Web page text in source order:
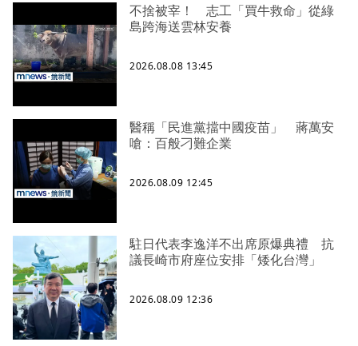
不捨被宰！ 志工「買牛救命」從綠
島跨海送雲林安養
2026.08.08 13:45
醫稱「民進黨擋中國疫苗」 蔣萬安
嗆：百般刁難企業
2026.08.09 12:45
駐日代表李逸洋不出席原爆典禮 抗
議長崎市府座位安排「矮化台灣」
2026.08.09 12:36